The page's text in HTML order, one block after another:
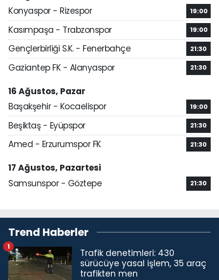
Konyaspor - Rizespor
19:00
Kasımpaşa - Trabzonspor 19:00
Gençlerbirliği S.K. - Fenerbahçe 21:30
Gaziantep FK - Alanyaspor 21:30
16 Ağustos, Pazar
Başakşehir - Kocaelispor
19:00
Beşiktaş - Eyüpspor 21:30
Amed - Erzurumspor FK 21:30
17 Ağustos, Pazartesi
Samsunspor - Göztepe
21:30
Trend Haberler
Trafik denetimleri: 430
sürücüye yasal işlem, 35 araç
trafikten men
1